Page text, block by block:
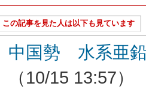
この記事を見た人は以下も見ています
中国勢 水系亜
（10/15 13:57）